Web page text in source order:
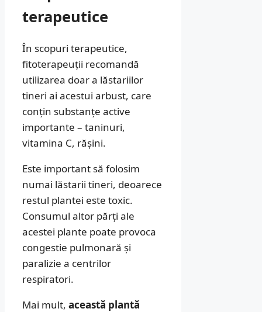
terapeutice
În scopuri terapeutice,
fitoterapeuții recomandă
utilizarea doar a lăstariilor
tineri ai acestui arbust, care
conțin substanțe active
importante – taninuri,
vitamina C, rășini.
Este important să folosim
numai lăstarii tineri, deoarece
restul plantei este toxic.
Consumul altor părți ale
acestei plante poate provoca
congestie pulmonară și
paralizie a centrilor
respiratori.
Mai mult, această plantă